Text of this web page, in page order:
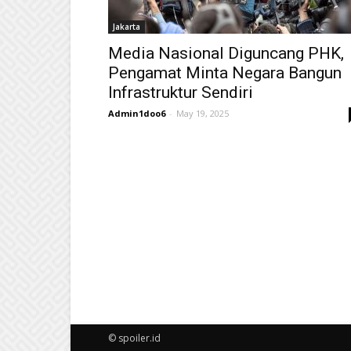
Jakarta
Media Nasional Diguncang PHK,
Pengamat Minta Negara Bangun
Infrastruktur Sendiri
Admin1doo6 - May 19, 2025
© spoiler.id